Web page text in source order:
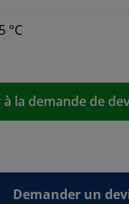
°C
la demande de
Demander un